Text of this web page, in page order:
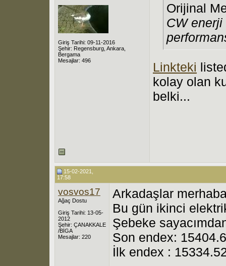
Giriş Tarihi: 09-11-2016
Şehir: Regensburg, Ankara,
Bergama
Mesajlar: 496
Orijinal
CW enerji
Linkteki
kolay olan
belki...
15-02-2021,
17:58
vosvos17
Ağaç Dostu
Giriş Tarihi: 13-05-
2012
Şehir: ÇANAKKALE
/BİGA
Mesajlar: 220
Arkadaşlar
Bu gün ikinci
Şebeke
Son endex:
İlk endex :